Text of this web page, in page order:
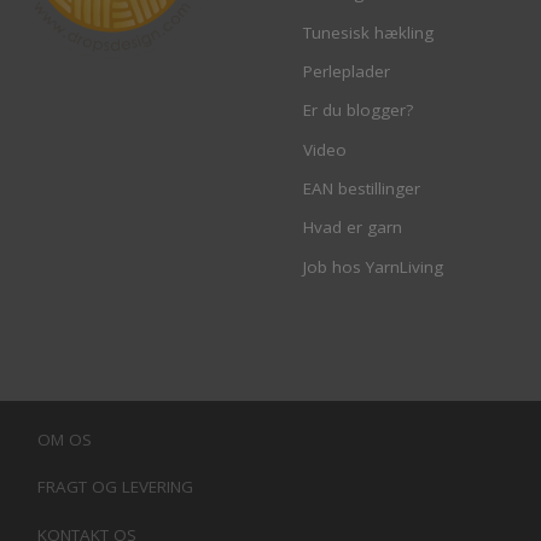
Tunesisk hækling
Perleplader
Er du blogger?
Video
EAN bestillinger
Hvad er garn
Job hos YarnLiving
OM OS
FRAGT OG LEVERING
KONTAKT OS